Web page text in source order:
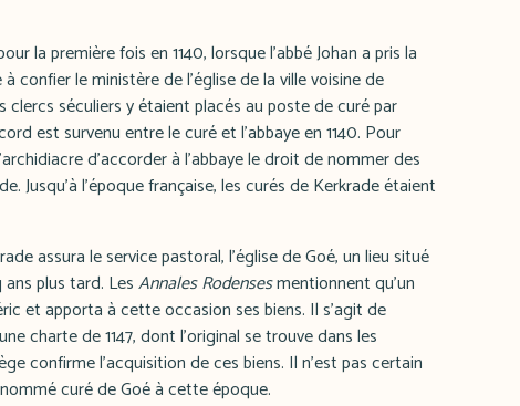
la première fois en 1140, lorsque l'abbé Johan a pris la
confier le ministère de l'église de la ville voisine de
séculiers y étaient placés au poste de curé par
est survenu entre le curé et l'abbaye en 1140. Pour
d'accorder à l'abbaye le droit de nommer des
Jusqu'à l'époque française, les curés de Kerkrade étaient
assura le service pastoral, l'église de Goé, un lieu situé
plus tard. LesAnnales Rodensesmentionnent qu'un
et apporta à cette occasion ses biens. Il s'agit de
charte de 1147, dont l'original se trouve dans les
confirme l'acquisition de ces biens. Il n'est pas certain
curé de Goé à cette époque.